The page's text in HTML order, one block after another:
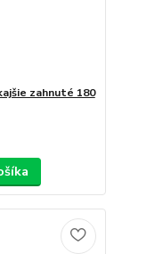
zahnuté 180